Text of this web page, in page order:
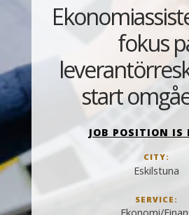
JOB POSITION IS
CITY:
Eskilstuna
SERVICE:
fokus
start